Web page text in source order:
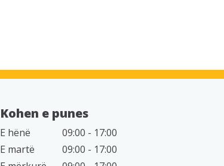
Kohen e punes
E hënë
09:00 - 17:00
E martë
09:00 - 17:00